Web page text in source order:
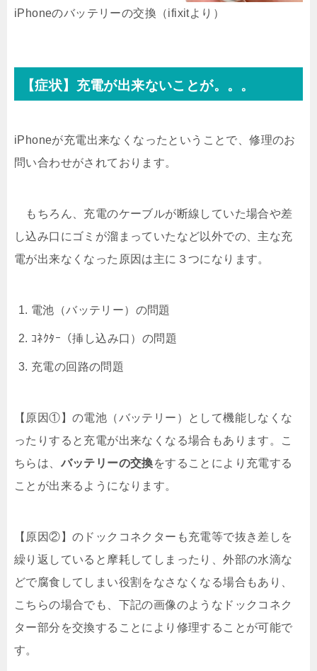
iPhoneのバッテリーの交換（ifixitより）
【症状】充電が出来ないことが。。。
iPhoneが充電出来なくなったということで、修理のお
問い合わせがされております。
もちろん、充電のケーブルが断線していた場合や差
し込み口にゴミが溜まっていたなど以外での、主な充
電が出来なくなった原因は主に３つになります。
電池（バッテリー）の問題
ｺﾈｸﾀｰ（挿し込み口）の問題
充電の回路の問題
【原因①】の電池（バッテリー）として機能しなくな
ったりすると充電が出来なくなる場合もあります。こ
ちらは、 バッテリーの交換をすることにより充電する
ことが出来るようになります。
【原因②】のドックコネクターも充電等で抜き差しを
繰り返していると摩耗してしまったり、外部の水滴な
どで腐食してしまい役割をなさなくなる場合もあり、
こちらの場合でも、下記の画像のようなドックコネク
ター部分を交換することにより修理することが可能で
す。